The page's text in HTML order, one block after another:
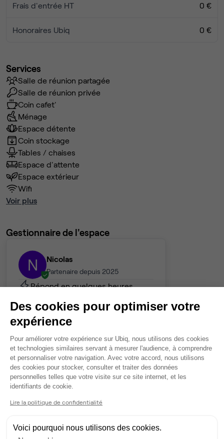
Frais d'entrée HT 0 €
Honoraires Ubiq 0 €
Services
Salle de réunion partagée
Salle de réunion privée
Coin cafet'
Ménage
Espace détente
Coin stockage
Tables / chaises
Espace d'attente
Espace extérieur
Wifi
Voir plus
Gestionnaire de l'espace
N Nicolas
Partenaire depuis 2025
Répond en quelques heures
Des cookies pour optimiser votre
expérience
Plateforme de Gestion du
Pour améliorer votre expérience sur Ubiq, nous utilisons des cookies
et technologies similaires servant à mesurer l'audience, à comprendre
et personnaliser votre navigation. Avec votre accord, nous utilisons
des cookies pour stocker, consulter et traiter des données
personnelles telles que votre visite sur ce site internet, et les
identifiants de cookie.
Lire la politique de confidentialité
Voici pourquoi nous utilisons des cookies.